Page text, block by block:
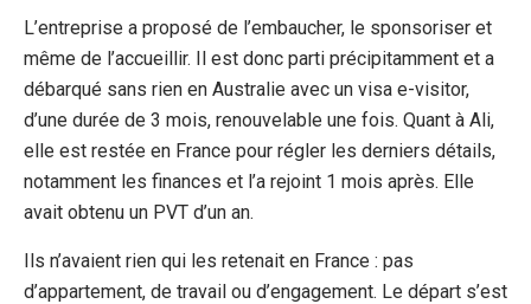
L’entreprise a proposé de l’embaucher, le sponsoriser et
même de l’accueillir. Il est donc parti précipitamment et a
débarqué sans rien en Australie avec un visa e-visitor,
d’une durée de 3 mois, renouvelable une fois. Quant à Ali,
elle est restée en France pour régler les derniers détails,
notamment les finances et l’a rejoint 1 mois après. Elle
avait obtenu un PVT d’un an.
Ils n’avaient rien qui les retenait en France : pas
d’appartement, de travail ou d’engagement. Le départ s’est